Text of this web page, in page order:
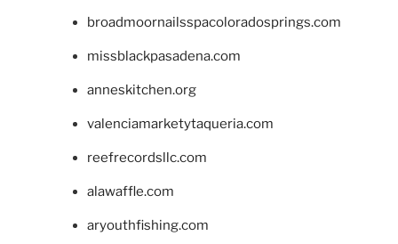
broadmoornailsspacoloradosprings.com
missblackpasadena.com
anneskitchen.org
valenciamarketytaqueria.com
reefrecordsllc.com
alawaffle.com
aryouthfishing.com